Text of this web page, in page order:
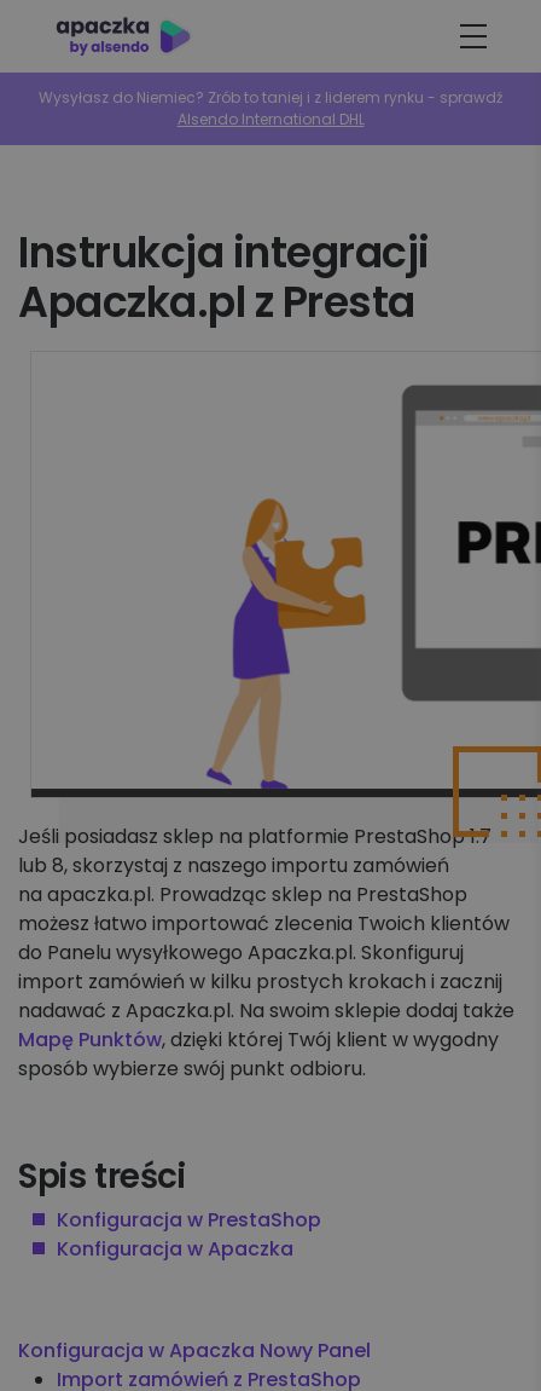
Wysyłasz do Niemiec? Zrób to taniej i z liderem rynku - sprawdź
Alsendo International DHL
Instrukcja integracji
Apaczka.pl z Presta
Jeśli posiadasz sklep na platformie PrestaShop 1.7
lub 8, skorzystaj z naszego importu zamówień
na apaczka.pl. Prowadząc sklep na PrestaShop
możesz łatwo importować zlecenia Twoich klientów
do Panelu wysyłkowego Apaczka.pl. Skonfiguruj
import zamówień w kilku prostych krokach i zacznij
nadawać z Apaczka.pl. Na swoim sklepie dodaj także
Mapę Punktów, dzięki której Twój klient w wygodny
sposób wybierze swój punkt odbioru.
Spis treści
Konfiguracja w PrestaShop
Konfiguracja w Apaczka
Konfiguracja w Apaczka Nowy Panel
Import zamówień z PrestaShop